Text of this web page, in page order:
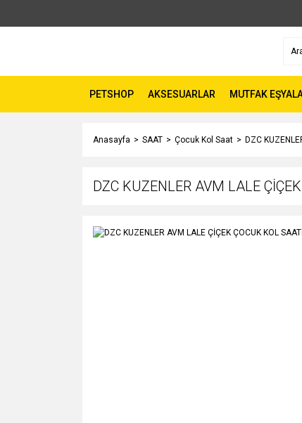
PETSHOP AKSESUARLAR MUTFAK
Anasayfa SAAT Çocuk Kol Saat DZC
DZC KUZENLER AVM LALE